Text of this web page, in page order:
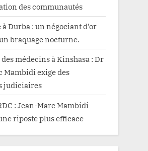
des communautés
Durba : un négociant d’or
braquage nocturne.
médecins à Kinshasa : Dr
Mambidi exige des
judiciaires
: Jean-Marc Mambidi
riposte plus efficace